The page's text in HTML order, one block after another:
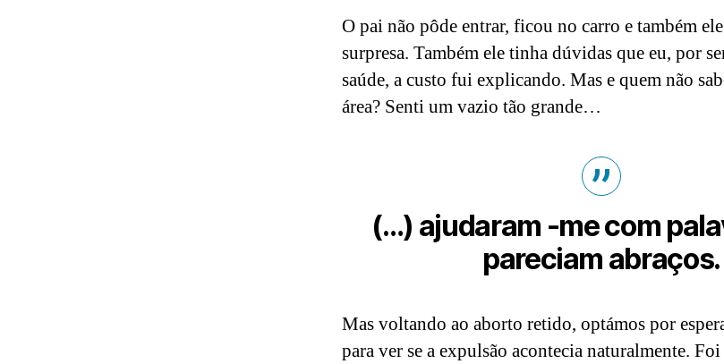
O pai não pôde entrar, ficou no carro e também
surpresa. Também ele tinha dúvidas que eu, por
saúde, a custo fui explicando. Mas e quem não
área? Senti um vazio tão grande…
(…) ajudaram -me com
pareciam abraços.
Mas voltando ao aborto retido, optámos por
para ver se a expulsão acontecia naturalmente.